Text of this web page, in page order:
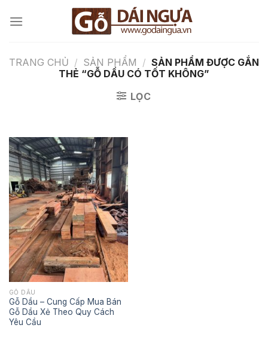
đến
TRANG CHỦ / SẢN PHẨM / SẢN PHẨM ĐƯỢC GẮN
THẺ “GỖ DẦU CÓ TỐT KHÔNG”
LỌC
GỖ DẦU
Gỗ Dầu – Cung Cấp Mua Bán
Gỗ Dầu Xẻ Theo Quy Cách
Yêu Cầu